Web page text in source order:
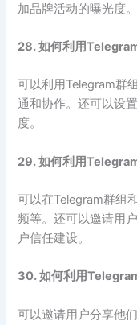
加品牌活动的曝光度。
28. 如何利用
可以利用Telegram群
通和协作。还可以设
度。
29. 如何利用
可以在Telegram群组
频等。还可以邀请用
户信任建设。
30. 如何利用
可以邀请用户分享他